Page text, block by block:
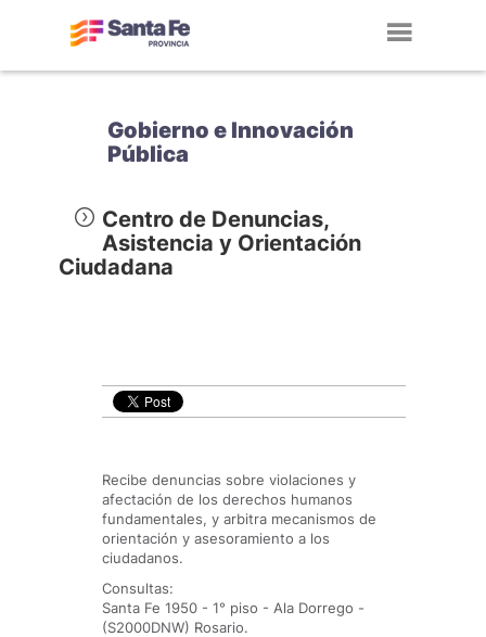
Gobierno e Innovación
Pública
Centro de Denuncias,
Asistencia y Orientación
Ciudadana
Recibe denuncias sobre violaciones y
afectación de los derechos humanos
fundamentales, y arbitra mecanismos de
orientación y asesoramiento a los
ciudadanos.
Consultas:
Santa Fe 1950 - 1° piso - Ala Dorrego -
(S2000DNW) Rosario.